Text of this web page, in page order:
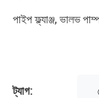
পাইপ ফ্ল্যাঞ্জ, ভালভ
ট্যাগ: